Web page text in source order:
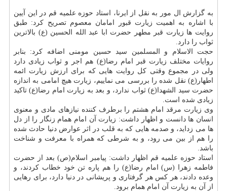
به گزارش ال مور به نقل از ایرنا، استاد حوزه علمیه قم در این آیین
با اشاره به اهمیت زیارت قبور امامان معصوم تصریح كرد: طبق
روایت ها زیارت قبر مطهر حضرت ابا عبد الله الحسین (ع) بالاترین
ثواب را دارد.
حجت الاسلام و المسلمین سید حسین مومنی اضافه كرد: بنابر
روایات مختلف زیارت قبر امام رضا(ع) هم اجر و ثواب زیادی دارد
ولی در مجموع وقتی كل روایت هایی كه برای ارزش زیارت ائمه
اطهار(ع) نقل شده را بررسی می نماییم، زیارت هیچ امامی به اندازه
حضرت سید الشهدا(ع) ثواب ندارد، و بعد به زیارت امام رضا(ع) تاكید
زیادی شده است.
وی زیارت مرقد امام هشتم را برطرف كننده نیازهای مادی و معنوی
انسان ها دانست و اظهار داشت: زیارت آن امام همام زنگار را از دل
ها می زداید، و صدمه هایی كه به قلب در اثر عوارض دنیا حادث شده
را هم از بین می رود، و به شرطی كه همراه با معرفت و شناخت
باشد.
استاد حوزه علمیه قم اظهار داشت: پیامبر اسلام(ص) بعد از حضرت
فاطمه زهرا (س) امام رضا(ع) را هم پاره تن خود خطاب كردند، و
وعده دادند، هر كس هر گرفتاری و پریشانی در دنیا دارد، برای رهایی
از آن به زیارت آن امام همام برود.